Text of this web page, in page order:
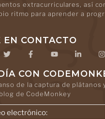
extracurriculares, así
ritmo para aprender a
CONTACTO
CON
de la captura de plátanos
de CodeMonkey